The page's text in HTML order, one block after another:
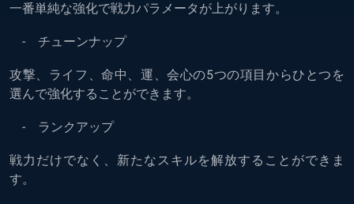
一番単純な強化で戦力パラメータが上がります。
- チューンナップ
攻撃、ライフ、命中、運、会心の5つの項目からひとつを
選んで強化することができます。
- ランクアップ
戦力だけでなく、新たなスキルを解放することができま
す。